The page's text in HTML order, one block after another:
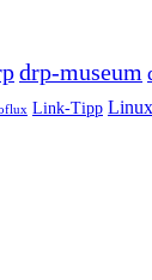
drp-museum
Link-Tipp Linux